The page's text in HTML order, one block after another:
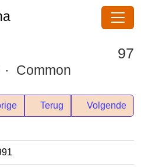
97
· Common
Terug
Volgende